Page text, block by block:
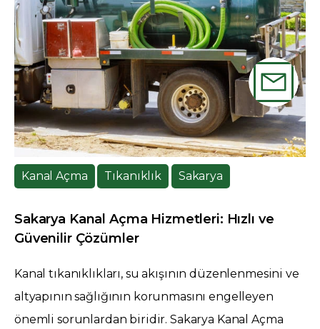
Kanal Açma Tıkanıklık Sakarya
Sakarya Kanal Açma Hizmetleri: Hızlı ve
Güvenilir Çözümler
Kanal tıkanıklıkları, su akışının düzenlenmesini ve
altyapının sağlığının korunmasını engelleyen
önemli sorunlardan biridir. Sakarya Kanal Açma